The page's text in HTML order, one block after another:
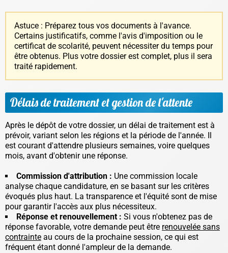
Astuce : Préparez tous vos documents à l'avance.
Certains justificatifs, comme l'avis d'imposition ou le
certificat de scolarité, peuvent nécessiter du temps pour
être obtenus. Plus votre dossier est complet, plus il sera
traité rapidement.
Délais de traitement et gestion de l'attente
Après le dépôt de votre dossier, un délai de traitement est à
prévoir, variant selon les régions et la période de l'année. Il
est courant d'attendre plusieurs semaines, voire quelques
mois, avant d'obtenir une réponse.
Commission d'attribution : Une commission locale
analyse chaque candidature, en se basant sur les critères
évoqués plus haut. La transparence et l'équité sont de mise
pour garantir l'accès aux plus nécessiteux.
Réponse et renouvellement : Si vous n'obtenez pas de
réponse favorable, votre demande peut être renouvelée sans
contrainte au cours de la prochaine session, ce qui est
fréquent étant donné l'ampleur de la demande.